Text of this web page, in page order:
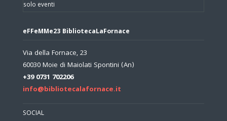
solo eventi
eFFeMMe23 BibliotecaLaFornace
Via della Fornace, 23
60030 Moie di Maiolati Spontini (An)
+39 0731 702206
info@bibliotecalafornace.it
SOCIAL